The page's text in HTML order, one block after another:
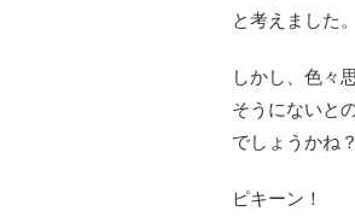
と考えました。
しかし、色々
そうにないと
でしょうかね？
ピキーン！